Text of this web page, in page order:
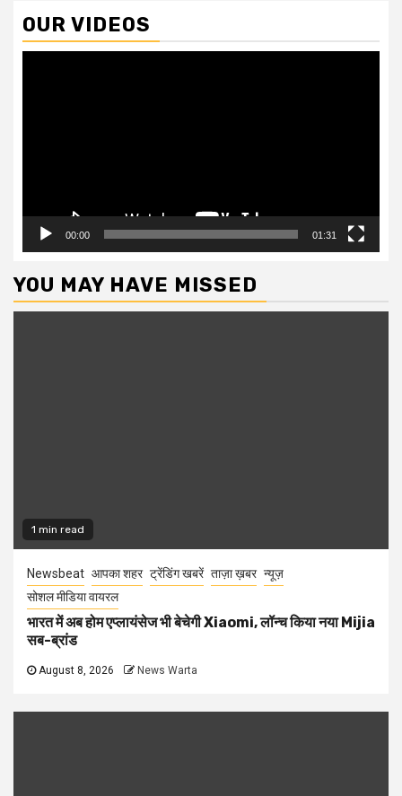
OUR VIDEOS
00:00 01:31
YOU MAY HAVE MISSED
1 min read
Newsbeat आपका शहर ट्रेंडिंग खबरें ताज़ा ख़बर न्यूज़
सोशल मीडिया वायरल
भारत में अब होम एप्लायंसेज भी बेचेगी Xiaomi, लॉन्च किया नया Mijia
सब-ब्रांड
August 8, 2026 News Warta